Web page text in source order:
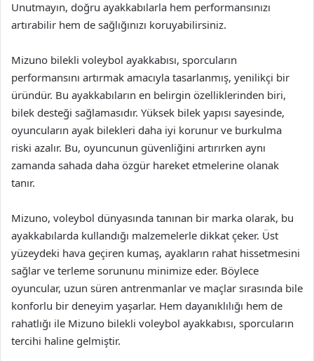
Unutmayın, doğru ayakkabılarla hem performansınızı
artırabilir hem de sağlığınızı koruyabilirsiniz.
Mizuno bilekli voleybol ayakkabısı, sporcuların
performansını artırmak amacıyla tasarlanmış, yenilikçi bir
üründür. Bu ayakkabıların en belirgin özelliklerinden biri,
bilek desteği sağlamasıdır. Yüksek bilek yapısı sayesinde,
oyuncuların ayak bilekleri daha iyi korunur ve burkulma
riski azalır. Bu, oyuncunun güvenliğini artırırken aynı
zamanda sahada daha özgür hareket etmelerine olanak
tanır.
Mizuno, voleybol dünyasında tanınan bir marka olarak, bu
ayakkabılarda kullandığı malzemelerle dikkat çeker. Üst
yüzeydeki hava geçiren kumaş, ayakların rahat hissetmesini
sağlar ve terleme sorununu minimize eder. Böylece
oyuncular, uzun süren antrenmanlar ve maçlar sırasında bile
konforlu bir deneyim yaşarlar. Hem dayanıklılığı hem de
rahatlığı ile Mizuno bilekli voleybol ayakkabısı, sporcuların
tercihi haline gelmiştir.